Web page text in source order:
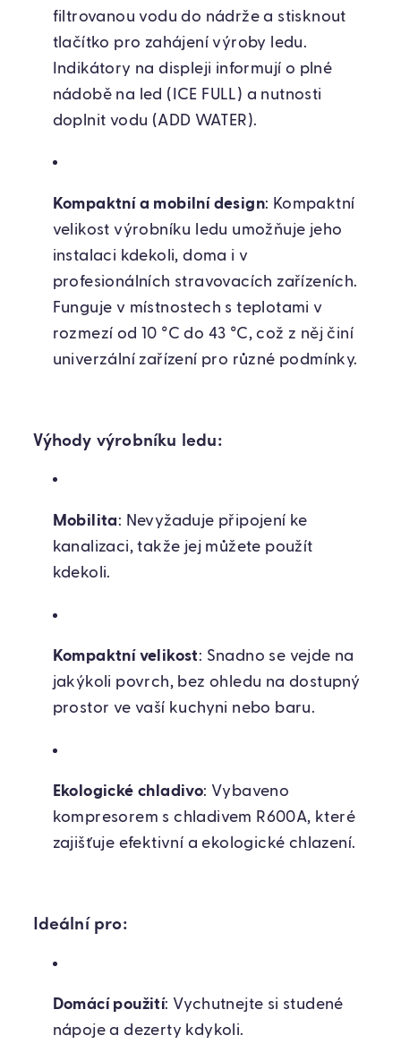
filtrovanou vodu do nádrže a stisknout
tlačítko pro zahájení výroby ledu.
Indikátory na displeji informují o plné
nádobě na led (ICE FULL) a nutnosti
doplnit vodu (ADD WATER).
Kompaktní a mobilní design: Kompaktní
velikost výrobníku ledu umožňuje jeho
instalaci kdekoli, doma i v
profesionálních stravovacích zařízeních.
Funguje v místnostech s teplotami v
rozmezí od 10 °C do 43 °C, což z něj činí
univerzální zařízení pro různé podmínky.
Výhody výrobníku ledu:
Mobilita: Nevyžaduje připojení ke
kanalizaci, takže jej můžete použít
kdekoli.
Kompaktní velikost: Snadno se vejde na
jakýkoli povrch, bez ohledu na dostupný
prostor ve vaší kuchyni nebo baru.
Ekologické chladivo: Vybaveno
kompresorem s chladivem R600A, které
zajišťuje efektivní a ekologické chlazení.
Ideální pro:
Domácí použití: Vychutnejte si studené
nápoje a dezerty kdykoli.